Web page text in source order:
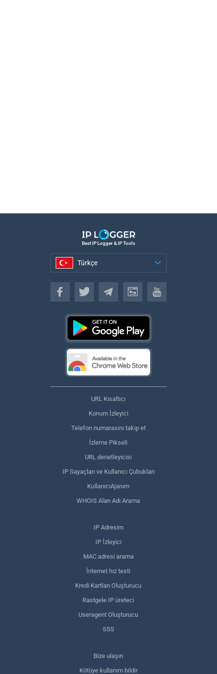
Best IP Logger & IP Tools
Türkçe
Türkçe
URL Kısaltıcı
Konum İzleyici
Telefon numarasını takip et
İzleme Pikseli
URL denetleyicisi
IP Sayaçları ve Kullanıcı Çubukları
KullanıcıAjanım
WHOIS Alan Adı Arama
IP Adresim
IP İzleyici
MAC adresi arama
İnternet hız testi
Kredi Kartları Oluşturucu
Rastgele IP üreteci
Useragent Oluşturucu
SSS
Bize ulaşın
Kötüye kullanım bildir